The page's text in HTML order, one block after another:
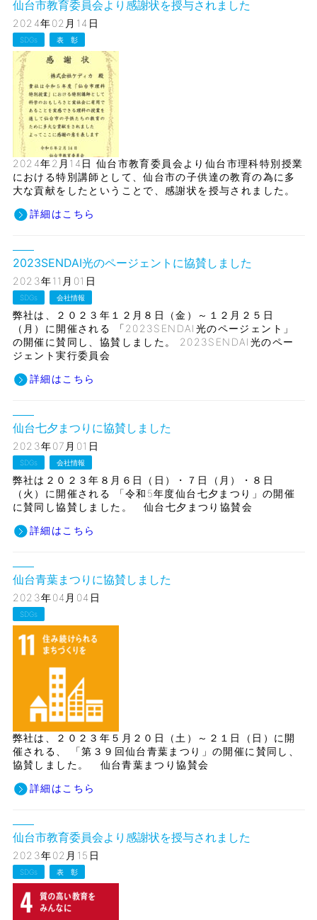
仙台市教育委員会より感謝状を授与されました
2024年02月14日
SDGs 表 彰
2024年2月14日 仙台市教育委員会より仙台市理科特別授業
における特別講師として、仙台市の子供達の教育の為に多
大な貢献をしたということで、感謝状を授与されました。
詳細はこちら
2023SENDAI光のページェントに協賛しました
2023年11月01日
SDGs 会社情報
弊社は、２０２３年１２月８日（金）～１２月２５日
（月）に開催される 「2023SENDAI光のページェント」
の開催に賛同し、協賛しました。 2023SENDAI光のペー
ジェント実行委員会
詳細はこちら
仙台七夕まつりに協賛しました
2023年07月01日
SDGs 会社情報
弊社は２０２３年８月６日（日）・７日（月）・８日
（火）に開催される 「令和5年度仙台七夕まつり」の開催
に賛同し協賛しました。 仙台七夕まつり協賛会
詳細はこちら
仙台青葉まつりに協賛しました
2023年04月04日
SDGs
弊社は、２０２３年５月２０日（土）～２１日（日）に開
催される、 「第３９回仙台青葉まつり」の開催に賛同し、
協賛しました。 仙台青葉まつり協賛会
詳細はこちら
仙台市教育委員会より感謝状を授与されました
2023年02月15日
SDGs 表 彰